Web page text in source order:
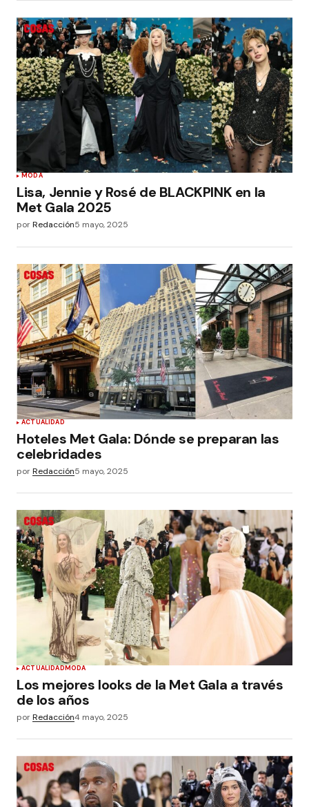
MODA
Lisa, Jennie y Rosé de BLACKPINK en la
Met Gala 2025
porRedacción5 mayo, 2025
ACTUALIDAD
Hoteles Met Gala: Dónde se preparan las
celebridades
porRedacción5 mayo, 2025
ACTUALIDADMODA
Los mejores looks de la Met Gala a través
de los años
porRedacción4 mayo, 2025